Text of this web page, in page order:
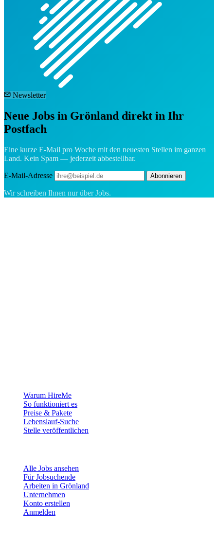
Newsletter
Neue Jobs in Grönland direkt in Ihr
Postfach
Eine kurze E-Mail pro Woche mit den neuesten Stellen im ganzen
Land. Kein Spam — jederzeit abbestellbar.
E-Mail-Adresse Abonnieren
Wir schreiben Ihnen nur über Jobs.
Warum HireMe
So funktioniert es
Preise & Pakete
Lebenslauf-Suche
Stelle veröffentlichen
Alle Jobs ansehen
Für Jobsuchende
Arbeiten in Grönland
Unternehmen
Konto erstellen
Anmelden